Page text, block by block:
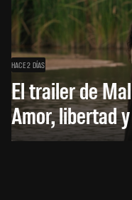
HACE 2 DÍAS
El trailer de
Amor, libertad